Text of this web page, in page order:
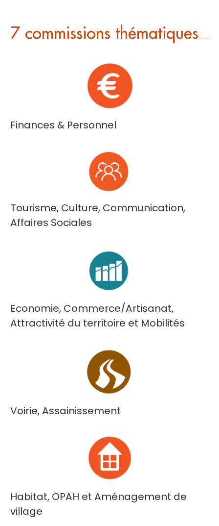
7 commissions thématiques
Finances & Personnel
Tourisme, Culture, Communication,
Affaires Sociales
Economie, Commerce/Artisanat,
Attractivité du territoire et Mobilités
Voirie, Assainissement
Habitat, OPAH et Aménagement de
village